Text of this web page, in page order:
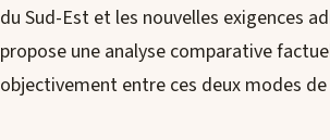
du Sud-Est et les nouvelles exigences
propose une analyse comparative
objectivement entre ces deux modes de